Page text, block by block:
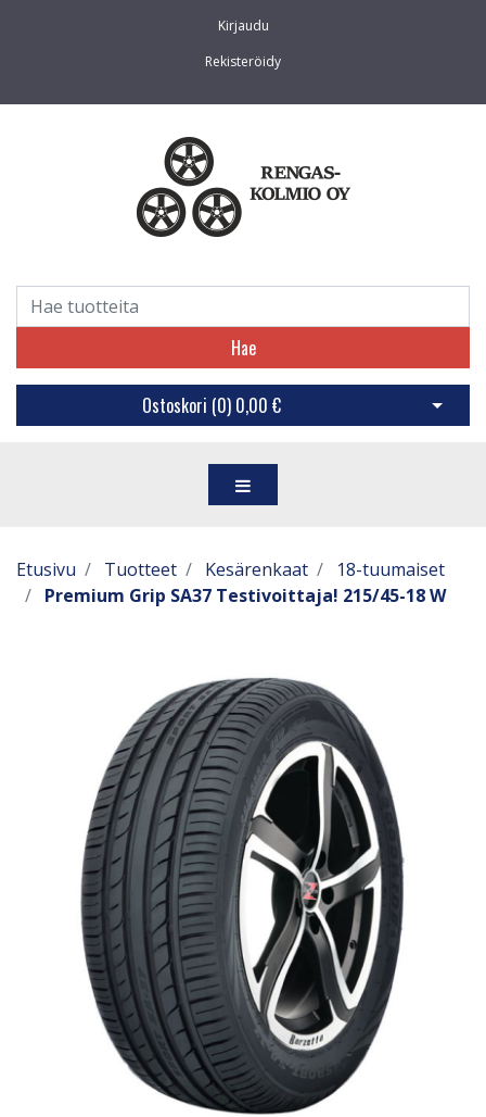
Kirjaudu
Rekisteröidy
Hae
Ostoskori (0) 0,00 € Avaa
Etusivu Tuotteet Kesärenkaat
18-tuumaiset
Premium Grip SA37 Testivoittaja! 215/45-18 W